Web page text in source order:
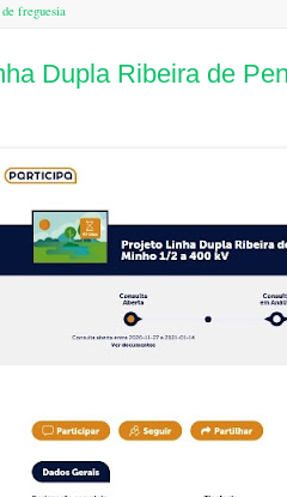
freguesia
Dupla Ribeira de